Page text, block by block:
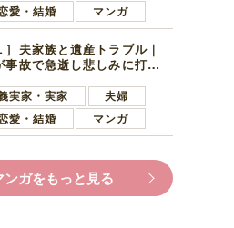
愛・結婚
マンガ
］夫家族と遺産トラブル｜
事故で急逝し悲しみに打ち
夫
実家・実家
夫婦
愛・結婚
マンガ
ガをもっと見る